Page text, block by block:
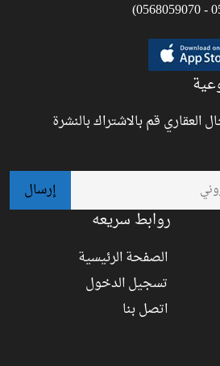
قم بالاشتراك بالنشرة
روابط سريعه
الصفحة الرئيسية
تسجيل الدخول
اتصل بنا